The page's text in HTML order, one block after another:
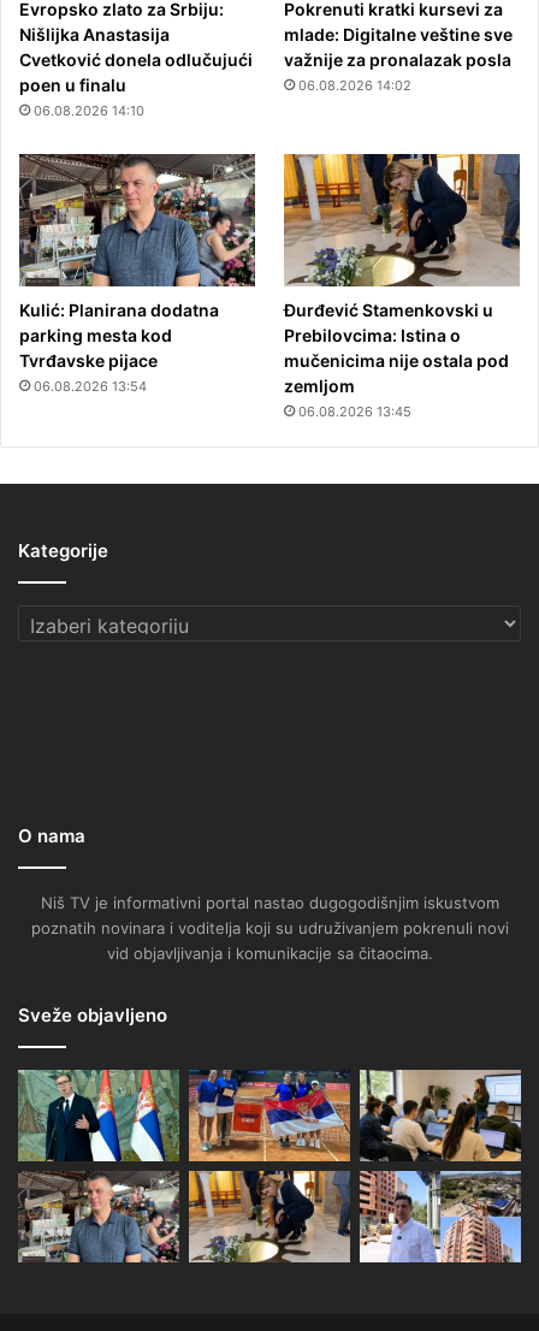
Evropsko zlato za Srbiju:
Nišlijka Anastasija
Cvetković donela odlučujući
poen u finalu
06.08.2026 14:10
Pokrenuti kratki kursevi za
mlade: Digitalne veštine sve
važnije za pronalazak posla
06.08.2026 14:02
Kulić: Planirana dodatna
parking mesta kod
Tvrđavske pijace
06.08.2026 13:54
Đurđević Stamenkovski u
Prebilovcima: Istina o
mučenicima nije ostala pod
zemljom
06.08.2026 13:45
Kategorije
Kategorije
O nama
Niš TV je informativni portal nastao dugogodišnjim iskustvom
poznatih novinara i voditelja koji su udruživanjem pokrenuli novi
vid objavljivanja i komunikacije sa čitaocima.
Sveže objavljeno